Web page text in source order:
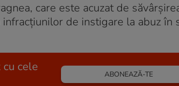
care este acuzat de
de instigare la abuz în
cele
ABONEAZĂ-TE